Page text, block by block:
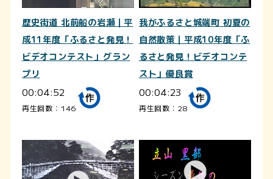
歴史街道 北前船の岩瀬｜平
成11年度「ふるさと発見！
ビデオコンテスト」グラン
プリ
00:04:52
再生回数：146
我がふるさと城端町 初夏の
自然散策｜平成10年度「ふ
るさと発見！ビデオコンテ
スト」優良賞
00:04:23
再生回数：28